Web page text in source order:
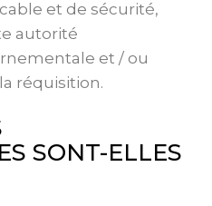
et de sécurité,
autorité
et / ou
réquisition.
SONT-ELLES